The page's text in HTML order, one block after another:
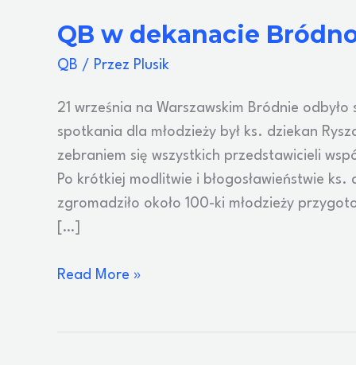
QB w dekanacie
QB / Przez Plusik
21 września na Warszawskim Bródnie
spotkania dla młodzieży był ks. dziekan
zebraniem się wszystkich przedstawicieli
Po krótkiej modlitwie i błogosławieństwie
zgromadziło około 100-ki młodzieży
[…]
QB
Read More »